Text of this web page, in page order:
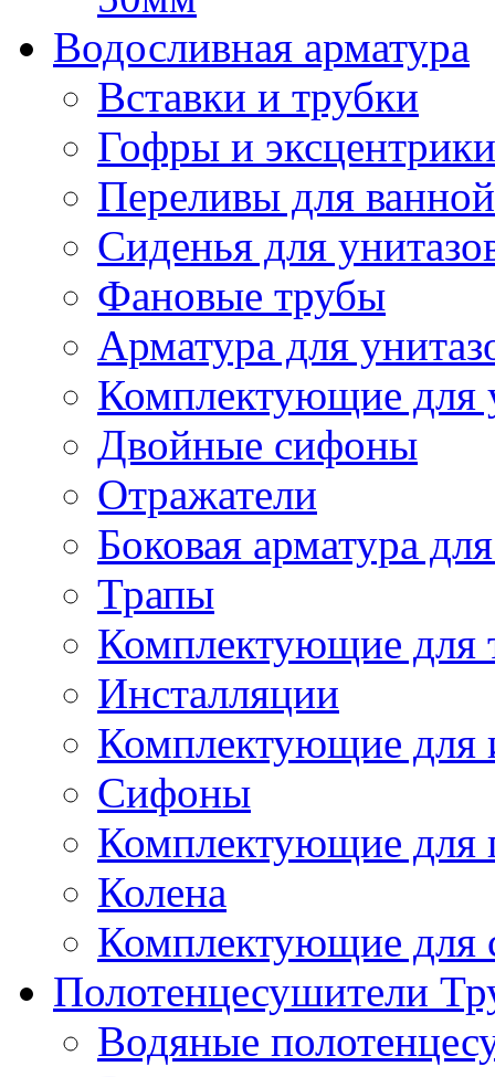
Водосливная арматура
Вставки и трубки
Гофры и эксцентрики
Переливы для ванной
Сиденья для
Фановые трубы
Арматура для
Комплектующие для
Двойные сифоны
Отражатели
Боковая арматура
Трапы
Комплектующие для
Инсталляции
Комплектующие для
Сифоны
Комплектующие для
Колена
Комплектующие для
Полотенцесушители
Водяные